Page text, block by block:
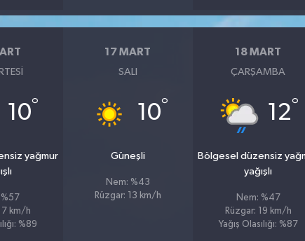
10°
yağmur
km/h
%89
17 MART
SALI
10°
Güneşli
Nem: %43
Rüzgar: 13 km/h
18 MART
ÇARŞAMBA
12°
Bölgesel düzensiz
yağışlı
Nem: %47
Rüzgar: 19 km/h
Yağış Olasılığı: %87